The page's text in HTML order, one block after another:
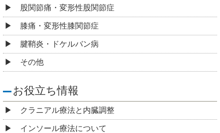
股関節痛・変形性股関節症
膝痛・変形性膝関節症
腱鞘炎・ドケルバン病
その他
お役立ち情報
クラニアル療法と内臓調整
インソール療法について